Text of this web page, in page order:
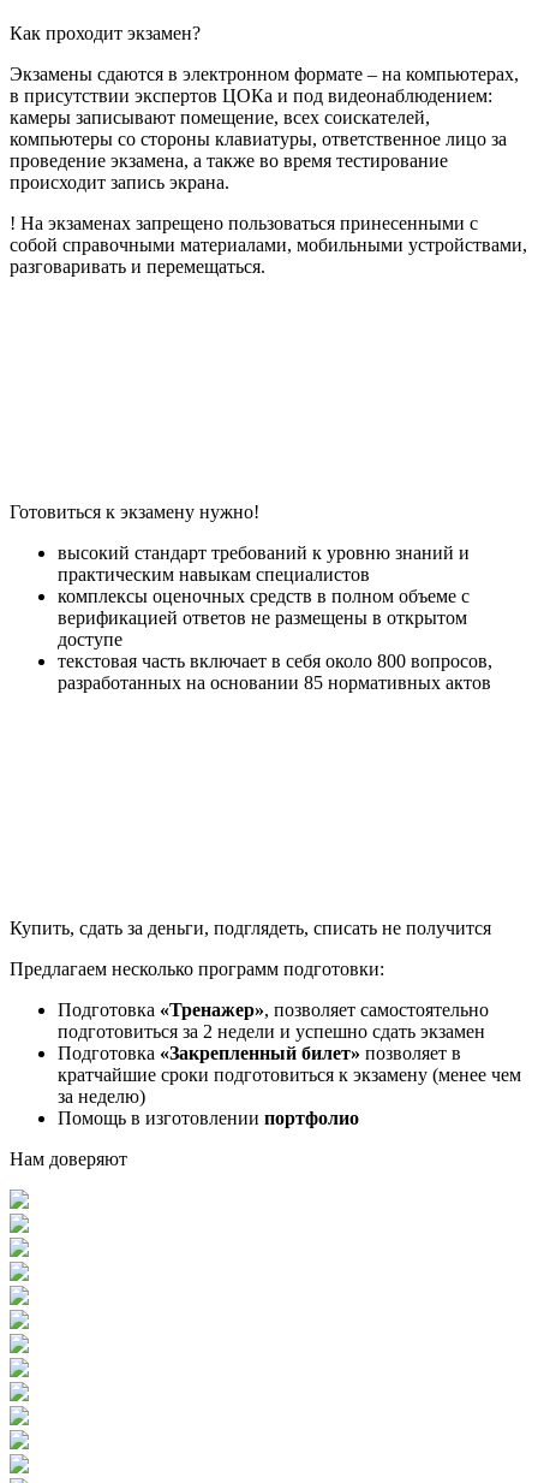
Как проходит экзамен?
Экзамены сдаются в электронном формате – на компьютерах,
в присутствии экспертов ЦОКа и под видеонаблюдением:
камеры записывают помещение, всех соискателей,
компьютеры со стороны клавиатуры, ответственное лицо за
проведение экзамена, а также во время тестирование
происходит запись экрана.
! На экзаменах запрещено пользоваться принесенными с
собой справочными материалами, мобильными устройствами,
разговаривать и перемещаться.
Готовиться к экзамену нужно!
высокий стандарт требований к уровню знаний и
практическим навыкам специалистов
комплексы оценочных средств в полном объеме с
верификацией ответов не размещены в открытом
доступе
текстовая часть включает в себя около 800 вопросов,
разработанных на основании 85 нормативных актов
Купить, сдать за деньги, подглядеть, списать не получится
Предлагаем несколько программ подготовки:
Подготовка «Тренажер», позволяет самостоятельно
подготовиться за 2 недели и успешно сдать экзамен
Подготовка «Закрепленный билет» позволяет в
кратчайшие сроки подготовиться к экзамену (менее чем
за неделю)
Помощь в изготовлении портфолио
Нам доверяют